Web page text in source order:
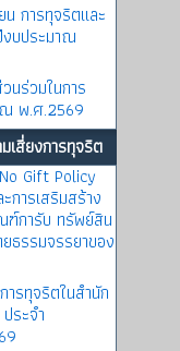
น การทุจริตและ
บประมาณ
นร่วมในการ
ณ พ.ศ.2569
เสี่ยงการทุจริต
Gift Policy
การเสริมสร้าง
ฑ์การับ ทรัพย์สิน
ธรรมจรรยาของ
ารทุจริตในสำนัก
ระจำ